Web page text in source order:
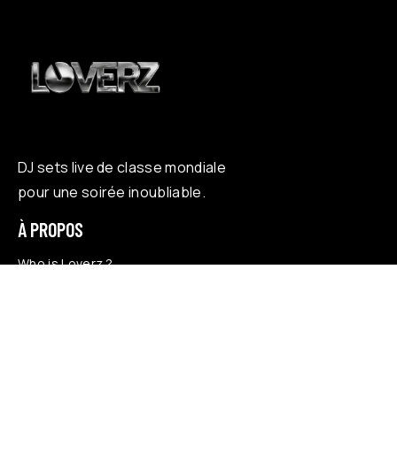
DJ sets live de classe mondiale
pour une soirée inoubliable.
À PROPOS
Who is Loverz ?